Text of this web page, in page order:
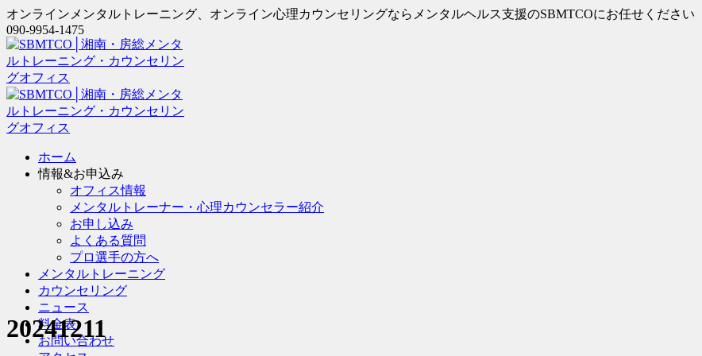
オンラインメンタルトレーニング、オンライン心理カウンセリングならメンタルヘルス支援のSBMTCOにお任せください
090-9954-1475
ホーム
情報&お申込み
オフィス情報
メンタルトレーナー・心理カウンセラー紹介
お申し込み
よくある質問
プロ選手の方へ
メンタルトレーニング
カウンセリング
ニュース
料金表
お問い合わせ
20241211